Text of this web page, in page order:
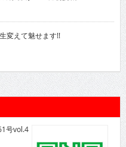
変えて魅せます!!
号vol.4